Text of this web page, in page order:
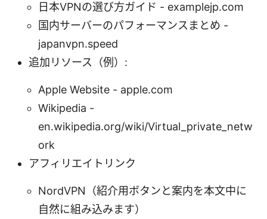
日本VPNの選び方ガイド - examplejp.com
国内サーバーのパフォーマンスまとめ -
japanvpn.speed
追加リソース（例）:
Apple Website - apple.com
Wikipedia -
en.wikipedia.org/wiki/Virtual_private_netw
ork
アフィリエイトリンク
NordVPN（紹介用ボタンと案内を本文中に
自然に組み込みます）